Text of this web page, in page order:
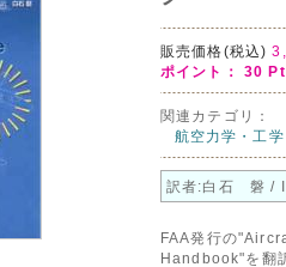
販売価格(税込)
ポイント： 30 Pt
関連カテゴリ：
航空力学・工学
訳者:白石 磐 /
FAA発行の
Handbook"を翻